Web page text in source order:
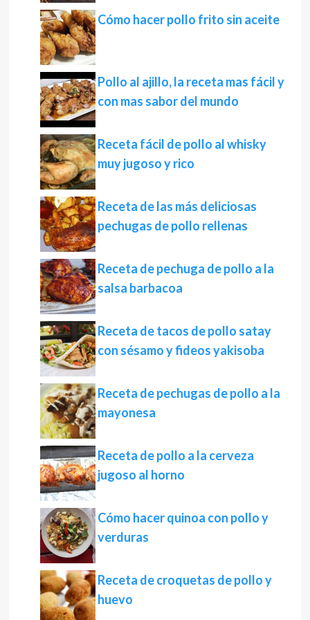
Cómo hacer pollo frito sin aceite
Pollo al ajillo, la receta mas fácil y
con mas sabor del mundo
Receta fácil de pollo al whisky
muy jugoso y rico
Receta de las más deliciosas
pechugas de pollo rellenas
Receta de pechuga de pollo a la
salsa barbacoa
Receta de tacos de pollo satay
con sésamo y fideos yakisoba
Receta de pechugas de pollo a la
mayonesa
Receta de pollo a la cerveza
jugoso al horno
Cómo hacer quinoa con pollo y
verduras
Receta de croquetas de pollo y
huevo